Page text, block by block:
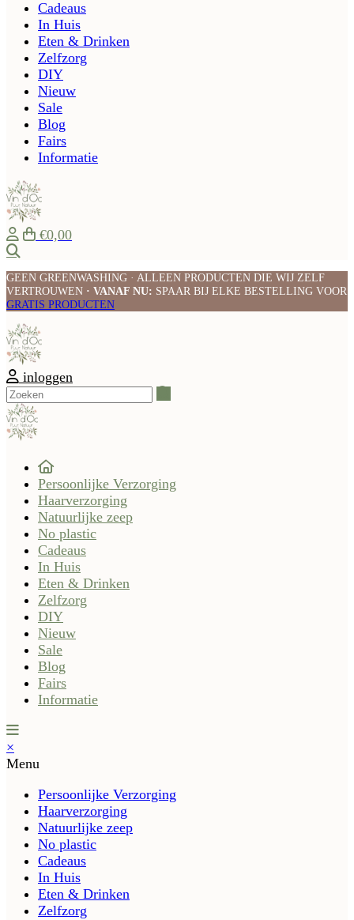
Cadeaus
In Huis
Eten & Drinken
Zelfzorg
DIY
Nieuw
Sale
Blog
Fairs
Informatie
€0,00
GEEN GREENWASHING · ALLEEN PRODUCTEN DIE WIJ ZELF
VERTROUWEN · VANAF NU: SPAAR BIJ ELKE BESTELLING VOOR
GRATIS PRODUCTEN
inloggen
Persoonlijke Verzorging
Haarverzorging
Natuurlijke zeep
No plastic
Cadeaus
In Huis
Eten & Drinken
Zelfzorg
DIY
Nieuw
Sale
Blog
Fairs
Informatie
×
Menu
Persoonlijke Verzorging
Haarverzorging
Natuurlijke zeep
No plastic
Cadeaus
In Huis
Eten & Drinken
Zelfzorg